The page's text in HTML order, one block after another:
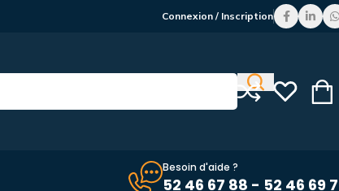
Connexion / Inscription
Besoin d'aide ?
52 46 67 88 - 52 46 69